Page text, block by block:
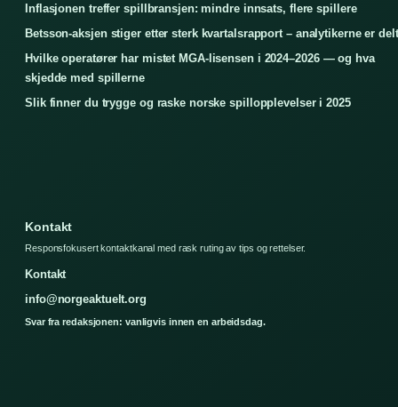
Inflasjonen treffer spillbransjen: mindre innsats, flere spillere
Betsson-aksjen stiger etter sterk kvartalsrapport – analytikerne er delt
Hvilke operatører har mistet MGA-lisensen i 2024–2026 — og hva
skjedde med spillerne
Slik finner du trygge og raske norske spillopplevelser i 2025
Kontakt
Responsfokusert kontaktkanal med rask ruting av tips og rettelser.
Kontakt
info@norgeaktuelt.org
Svar fra redaksjonen: vanligvis innen en arbeidsdag.